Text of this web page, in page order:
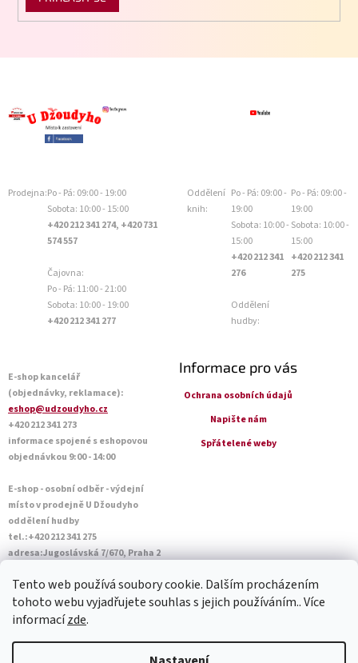
Tento web používá soubory cookie. Dalším procházením
tohoto webu vyjadřujete souhlas s jejich používáním.. Více
informacízde.
Prodejna:Po - Pá: 09:00 - 19:00
Sobota: 10:00 - 15:00
+420 212 341 274, +420 731
574 557
Čajovna:
Po - Pá: 11:00 - 21:00
Sobota: 10:00 - 19:00
+420 212 341 277
Oddělení
knih:
Po - Pá: 09:00 -
19:00
Sobota: 10:00 -
15:00
+420 212 341
276
Oddělení
hudby:
Po - Pá: 09:00 -
19:00
Sobota: 10:00 -
15:00
+420 212 341
275
E-shop kancelář
(objednávky, reklamace):
eshop@udzoudyho.cz
+420 212 341 273
informace spojené s eshopovou
objednávkou 9:00 - 14:00
E-shop - osobní odběr - výdejní
místo v prodejně U Džoudyho
oddělení hudby
tel.:+420 212 341 275
adresa:Jugoslávská 7/670, Praha 2
Sobota: 10:00 - 14:45
Informace pro vás
Ochrana osobních údajů
Napište nám
Spřátelené weby